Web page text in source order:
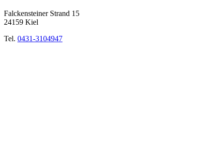
Falckensteiner Strand 15
24159 Kiel
Tel. 0431-3104947